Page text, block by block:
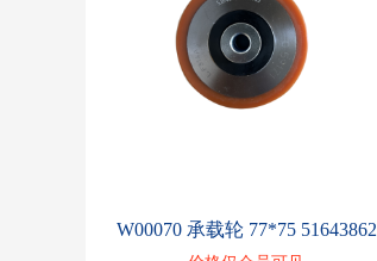
W00070 承载轮 77*75 51643862